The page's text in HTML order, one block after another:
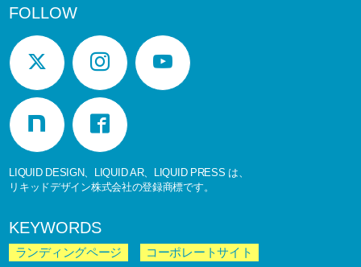
FOLLOW
LIQUID DESIGN、LIQUID AR、LIQUID PRESS は、
リキッドデザイン株式会社の登録商標です。
KEYWORDS
ランディングページ コーポレートサイト